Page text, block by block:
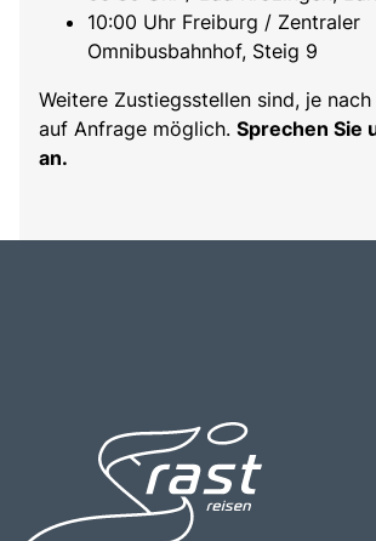
10:00 Uhr Freiburg / Zentraler
Omnibusbahnhof, Steig 9
Weitere Zustiegsstellen sind, je nach
auf Anfrage möglich. Sprechen Sie
an.